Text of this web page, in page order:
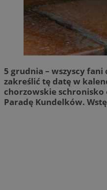
5 grudnia – wszyscy
zakreślić tę datę w
chorzowskie
Paradę Kundelków.